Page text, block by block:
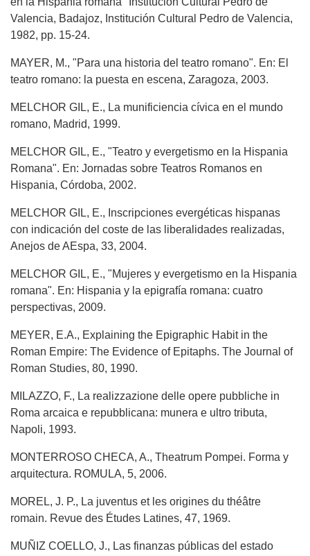
Valencia, Badajoz, Institución Cultural Pedro de Valencia,
1982, pp. 15-24.
MAYER, M., "Para una historia del teatro romano". En: El
teatro romano: la puesta en escena, Zaragoza, 2003.
MELCHOR GIL, E., La munificiencia cívica en el mundo
romano, Madrid, 1999.
MELCHOR GIL, E., "Teatro y evergetismo en la Hispania
Romana". En: Jornadas sobre Teatros Romanos en
Hispania, Córdoba, 2002.
MELCHOR GIL, E., Inscripciones evergéticas hispanas
con indicación del coste de las liberalidades realizadas,
Anejos de AEspa, 33, 2004.
MELCHOR GIL, E., "Mujeres y evergetismo en la Hispania
romana". En: Hispania y la epigrafía romana: cuatro
perspectivas, 2009.
MEYER, E.A., Explaining the Epigraphic Habit in the
Roman Empire: The Evidence of Epitaphs. The Journal of
Roman Studies, 80, 1990.
MILAZZO, F., La realizzazione delle opere pubbliche in
Roma arcaica e repubblicana: munera e ultro tributa,
Napoli, 1993.
MONTERROSO CHECA, A., Theatrum Pompei. Forma y
arquitectura. ROMULA, 5, 2006.
MOREL, J. P., La juventus et les origines du théâtre
romain. Revue des Études Latines, 47, 1969.
MUÑIZ COELLO, J., Las finanzas públicas del estado